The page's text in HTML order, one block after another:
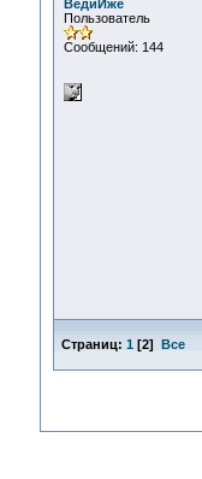
ВедиИже
Пользователь
Сообщений: 144
Страниц: 1 [2] Все